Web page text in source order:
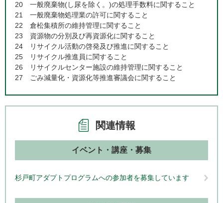
20 一般廃棄物(し尿を除く。)の処理手数料に関すること
21 一般廃棄物処理業の許可に関すること
22 倉松集積所の維持管理に関すること
23 資源物の分別及び再資源化に関すること
24 リサイクル活動の啓発及び推進に関すること
25 リサイクル推進員に関すること
26 リサイクルセンター施設の維持管理に関すること
27 ごみ減量化・資源化等推進審議会に関すること
関連情報
イベント・講座・募集
杉戸町アダプトプログラムへの参加者を募集しています